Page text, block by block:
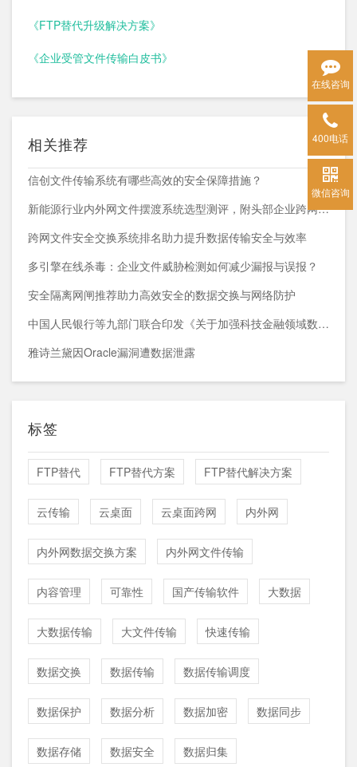
《FTP替代升级解决方案》
《企业受管文件传输白皮书》
相关推荐
信创文件传输系统有哪些高效的安全保障措施？
新能源行业内外网文件摆渡系统选型测评，附头部企业跨网部署案例
跨网文件安全交换系统排名助力提升数据传输安全与效率
多引擎在线杀毒：企业文件威胁检测如何减少漏报与误报？
安全隔离网闸推荐助力高效安全的数据交换与网络防护
中国人民银行等九部门联合印发《关于加强科技金融领域数据开发利用的通知》
雅诗兰黛因Oracle漏洞遭数据泄露
标签
FTP替代 FTP替代方案 FTP替代解决方案
云传输 云桌面 云桌面跨网 内外网
内外网数据交换方案 内外网文件传输
内容管理 可靠性 国产传输软件 大数据
大数据传输 大文件传输 快速传输
数据交换 数据传输 数据传输调度
数据保护 数据分析 数据加密 数据同步
数据存储 数据安全 数据归集
在线咨询
400电话
微信咨询